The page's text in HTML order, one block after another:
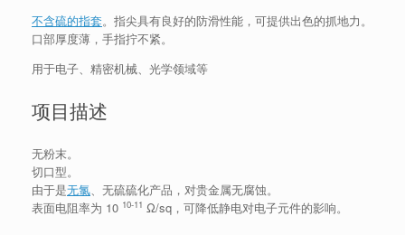
不含硫的指套。指尖具有良好的防滑性能，可提供出色的抓地力。
口部厚度薄，手指拧不紧。
用于电子、精密机械、光学领域等
项目描述
无粉末。
切口型。
由于是无氯、无硫硫化产品，对贵金属无腐蚀。
表面电阻率为 10 10-11 Ω/sq，可降低静电对电子元件的影响。